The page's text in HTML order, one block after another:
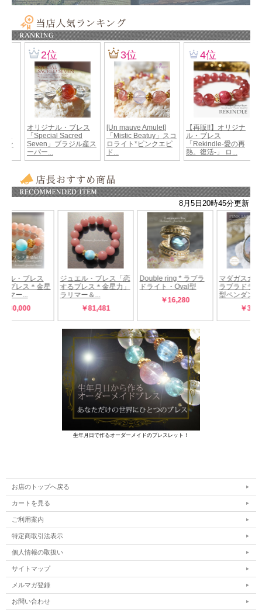
詳しくはお問い合わせください。
使用しているビーズ
オレンジクォーツ：15mm
ラベンダーアメジスト：8mm
アクアマリン・チップ
オレンジムーンストーン：12 mm
シリコンゴム仕上げ
ゴールドフィルド・パーツ使用
生年月日で作るオーダーメイドのブレスレット！
お店のトップへ戻る
カートを見る
ご利用案内
特定商取引法表示
個人情報の取扱い
サイトマップ
メルマガ登録
お問い合わせ